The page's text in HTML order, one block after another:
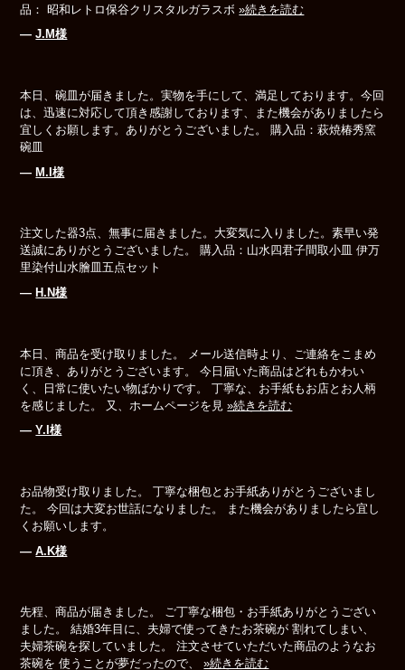
品： 昭和レトロ保谷クリスタルガラスボ»続きを読む
―J.M様
本日、碗皿が届きました。実物を手にして、満足しております。今回
は、迅速に対応して頂き感謝しております、また機会がありましたら
宜しくお願します。ありがとうございました。 購入品：萩焼椿秀窯
碗皿
― M.I様
注文した器3点、無事に届きました。大変気に入りました。素早い発
送誠にありがとうございました。 購入品：山水四君子間取小皿 伊万
里染付山水膾皿五点セット
― H.N様
本日、商品を受け取りました。 メール送信時より、ご連絡をこまめ
に頂き、ありがとうございます。 今日届いた商品はどれもかわい
く、日常に使いたい物ばかりです。 丁寧な、お手紙もお店とお人柄
を感じました。 又、ホームページを見»続きを読む
―Y.I様
お品物受け取りました。 丁寧な梱包とお手紙ありがとうございまし
た。 今回は大変お世話になりました。 また機会がありましたら宜し
くお願いします。
―A.K様
先程、商品が届きました。 ご丁寧な梱包・お手紙ありがとうござい
ました。 結婚3年目に、夫婦で使ってきたお茶碗が 割れてしまい、
夫婦茶碗を探していました。 注文させていただいた商品のようなお
茶碗を 使うことが夢だったので、»続きを読む